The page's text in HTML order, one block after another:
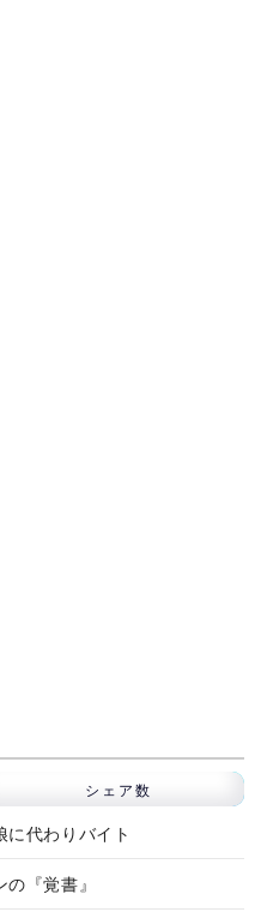
シェア数
に代わりバイト
『覚書』